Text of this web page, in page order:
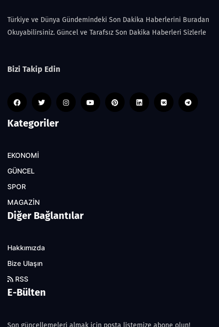
Türkiye ve Dünya Gündemindeki Son Dakika Haberlerini Buradan
Okuyabilirsiniz. Güncel ve Tarafsız Son Dakika Haberleri Sizlerle
Bizi Takip Edin
Kategoriler
EKONOMİ
GÜNCEL
SPOR
MAGAZİN
Diğer Bağlantılar
Hakkımızda
Bize Ulaşın
RSS
E-Bülten